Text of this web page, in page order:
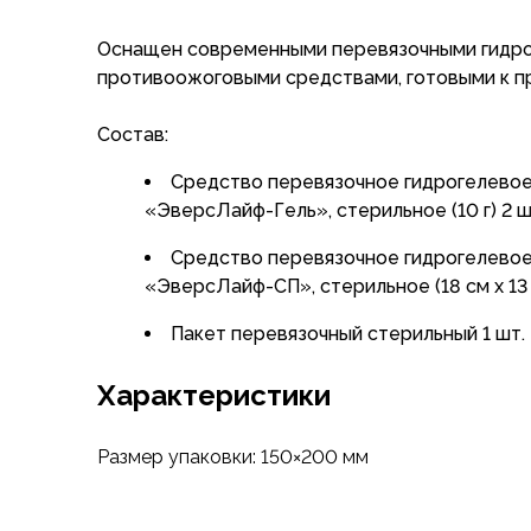
Беговые и спортивные
Пончо и дождевики
Куртки с синтетическим утеплителем
Брюки
Мембранные брюки
Брюки софтшелл и ветрозащита
Брюки с синтетическим утеплителем
Беговые и спортивные
Термобелье
Термолеггинсы
Оснащен современными перевязочными
противоожоговыми средствами, готовыми к
Состав:
Средство перевязочное
«ЭверсЛайф-Гель», стерильное (10 г) 2
Средство перевязочное
«ЭверсЛайф-СП», стерильное (18 см х
Пакет перевязочный стерильный 1 шт.
Характеристики
Размер упаковки: 150×200 мм